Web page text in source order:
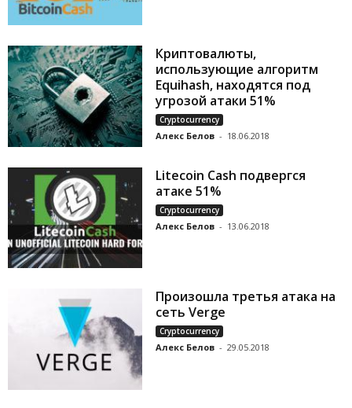
Криптовалюты,
использующие алгоритм
Equihash, находятся под
угрозой атаки 51%
Cryptocurrency
Алекс Белов - 18.06.2018
Litecoin Cash подвергся
атаке 51%
Cryptocurrency
Алекс Белов - 13.06.2018
Произошла третья атака на
сеть Verge
Cryptocurrency
Алекс Белов - 29.05.2018